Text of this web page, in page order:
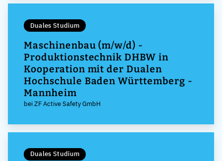
Duales Studium
Maschinenbau (m/w/d) -
Produktionstechnik DHBW in
Kooperation mit der Dualen
Hochschule Baden Württemberg -
Mannheim
bei ZF Active Safety GmbH
Duales Studium